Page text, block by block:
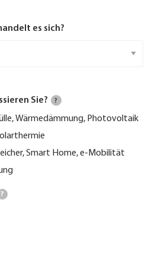
es sich?
Sie? ?
Wärmedämmung, Photovoltaik
Smart Home, e-Mobilität
?